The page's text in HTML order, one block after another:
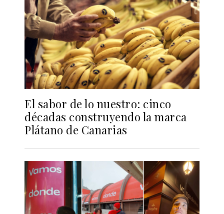
El sabor de lo nuestro: cinco
décadas construyendo la marca
Plátano de Canarias